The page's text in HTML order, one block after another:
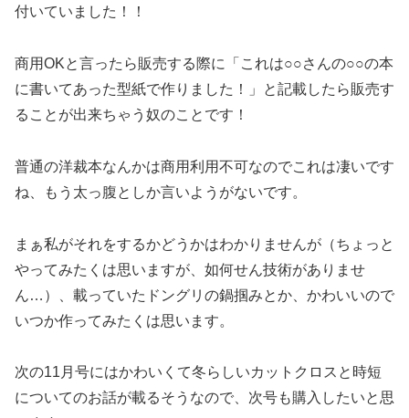
付いていました！！
商用OKと言ったら販売する際に「これは○○さんの○○の本
に書いてあった型紙で作りました！」と記載したら販売す
ることが出来ちゃう奴のことです！
普通の洋裁本なんかは商用利用不可なのでこれは凄いです
ね、もう太っ腹としか言いようがないです。
まぁ私がそれをするかどうかはわかりませんが（ちょっと
やってみたくは思いますが、如何せん技術がありませ
ん…）、載っていたドングリの鍋掴みとか、かわいいので
いつか作ってみたくは思います。
次の11月号にはかわいくて冬らしいカットクロスと時短
についてのお話が載るそうなので、次号も購入したいと思